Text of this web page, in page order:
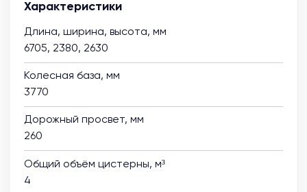
Характеристики
Длина, ширина, высота, мм
6705, 2380, 2630
Колесная база, мм
3770
Дорожный просвет, мм
260
Общий объём цистерны, м³
4